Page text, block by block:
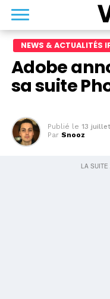
NEWS & ACTUALITÉS
Adobe
sa suite
Publié le 13
Par Snooz